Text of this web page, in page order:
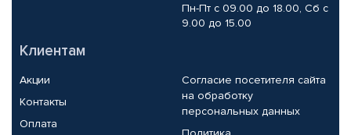
Пн-Пт с 09.00 до 18.00, Сб с
9.00 до 15.00
Клиентам
Акции
Контакты
Оплата
Согласие посетителя сайта
на обработку
персональных данных